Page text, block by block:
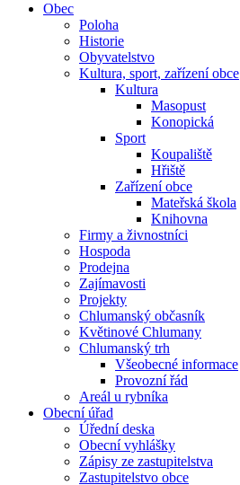
Obec
Poloha
Historie
Obyvatelstvo
Kultura, sport, zařízení obce
Kultura
Masopust
Konopická
Sport
Koupaliště
Hřiště
Zařízení obce
Mateřská škola
Knihovna
Firmy a živnostníci
Hospoda
Prodejna
Zajímavosti
Projekty
Chlumanský občasník
Květinové Chlumany
Chlumanský trh
Všeobecné informace
Provozní řád
Areál u rybníka
Obecní úřad
Úřední deska
Obecní vyhlášky
Zápisy ze zastupitelstva
Zastupitelstvo obce